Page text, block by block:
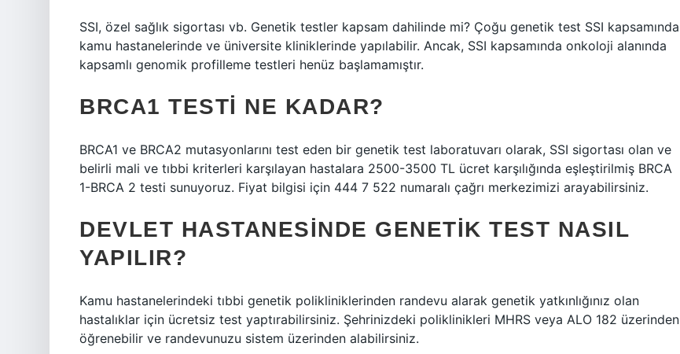
SSI, özel sağlık sigortası vb. Genetik testler kapsam dahilinde mi? Çoğu genetik test SSI kapsamında
kamu hastanelerinde ve üniversite kliniklerinde yapılabilir. Ancak, SSI kapsamında onkoloji alanında
kapsamlı genomik profilleme testleri henüz başlamamıştır.
BRCA1 TESTI NE KADAR?
BRCA1 ve BRCA2 mutasyonlarını test eden bir genetik test laboratuvarı olarak, SSI sigortası olan ve
belirli mali ve tıbbi kriterleri karşılayan hastalara 2500-3500 TL ücret karşılığında eşleştirilmiş BRCA
1-BRCA 2 testi sunuyoruz. Fiyat bilgisi için 444 7 522 numaralı çağrı merkezimizi arayabilirsiniz.
DEVLET HASTANESINDE GENETIK TEST NASIL
YAPILIR?
Kamu hastanelerindeki tıbbi genetik polikliniklerinden randevu alarak genetik yatkınlığınız olan
hastalıklar için ücretsiz test yaptırabilirsiniz. Şehrinizdeki poliklinikleri MHRS veya ALO 182 üzerinden
öğrenebilir ve randevunuzu sistem üzerinden alabilirsiniz.